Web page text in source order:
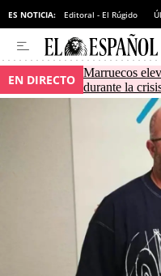
ES NOTICIA: Editoral - El Rúgido
EN DIRECTO Marruecos
durante la